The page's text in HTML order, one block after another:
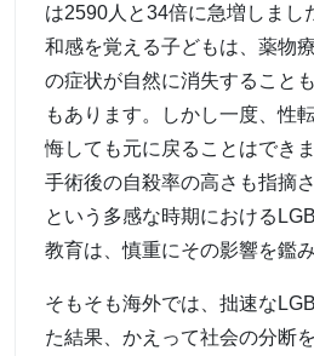
は2590人と34倍に急増しまし
和感を覚える子どもは、薬物
の症状が自然に消失すること
もあります。しかし一度、性
悔しても元に戻ることはでき
手術後の自殺率の高さも指摘
という多感な時期における
教育は、慎重にその影響を鑑
そもそも海外では、拙速な
た結果、かえって社会の分断